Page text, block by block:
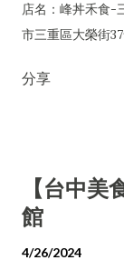
店名：峰丼禾食-
市三重區大榮街
分享
【台中
館
4/26/2024